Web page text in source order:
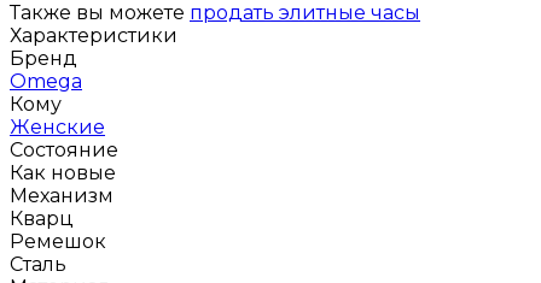
Также вы можете продать элитные часы
Характеристики
Бренд
Omega
Кому
Женские
Состояние
Как новые
Механизм
Кварц
Ремешок
Сталь